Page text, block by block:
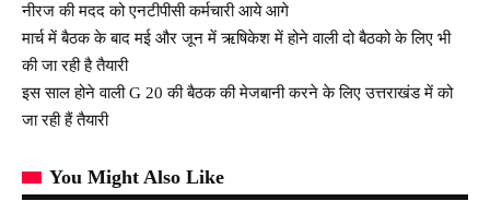
नीरज की मदद को एनटीपीसी कर्मचारी आये आगे
मार्च में बैठक के बाद मई और जून में ऋषिकेश में होने वाली दो बैठको के लिए भी
की जा रही है तैयारी
इस साल होने वाली G 20 की बैठक की मेजबानी करने के लिए उत्तराखंड में को
जा रही हैं तैयारी
You Might Also Like